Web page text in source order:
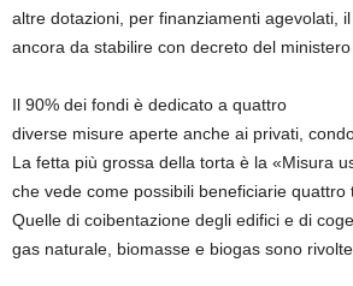
altre dotazioni, per finanzia­menti agevolati,
an­cora da stabilire con decreto del ministero
Il 90% dei fondi è dedicato a quattro
diverse misure aperte an­che ai privati,
La fetta più grossa della tor­ta è la «Misura
che ve­de come possibili beneficiarie quattro
Quelle di coibentazione degli edifici e di
gas naturale, biomasse e biogas sono